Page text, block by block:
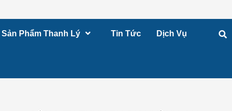
Sản Phẩm Thanh Lý Tin Tức Dịch Vụ